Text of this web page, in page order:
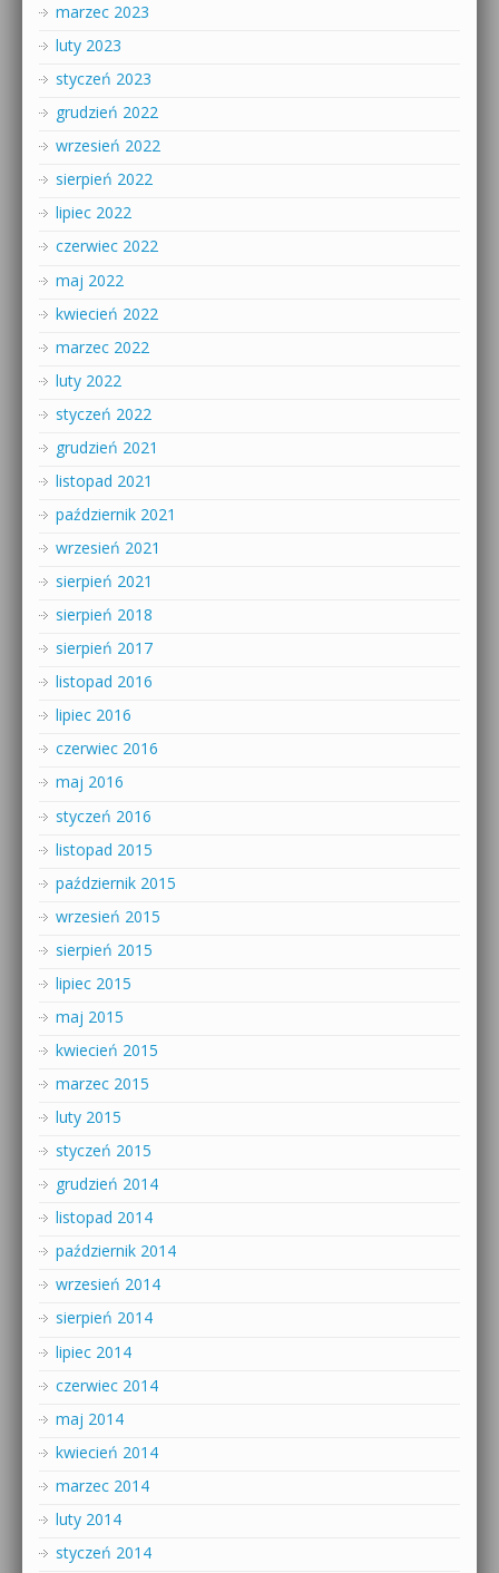
marzec 2023
luty 2023
styczeń 2023
grudzień 2022
wrzesień 2022
sierpień 2022
lipiec 2022
czerwiec 2022
maj 2022
kwiecień 2022
marzec 2022
luty 2022
styczeń 2022
grudzień 2021
listopad 2021
październik 2021
wrzesień 2021
sierpień 2021
sierpień 2018
sierpień 2017
listopad 2016
lipiec 2016
czerwiec 2016
maj 2016
styczeń 2016
listopad 2015
październik 2015
wrzesień 2015
sierpień 2015
lipiec 2015
maj 2015
kwiecień 2015
marzec 2015
luty 2015
styczeń 2015
grudzień 2014
listopad 2014
październik 2014
wrzesień 2014
sierpień 2014
lipiec 2014
czerwiec 2014
maj 2014
kwiecień 2014
marzec 2014
luty 2014
styczeń 2014